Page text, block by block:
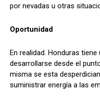
por nevadas u otras
Oportunidad
En realidad. Honduras
desarrollarse desde el
misma se esta
suministrar energía a las